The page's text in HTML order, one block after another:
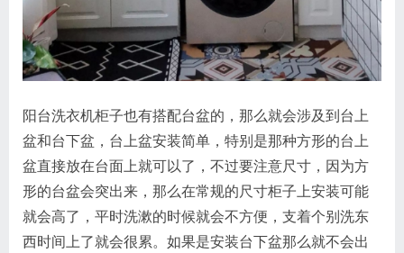
阳台洗衣机柜子也有搭配台盆的，那么就会涉及到台上
盆和台下盆，台上盆安装简单，特别是那种方形的台上
盆直接放在台面上就可以了，不过要注意尺寸，因为方
形的台盆会突出来，那么在常规的尺寸柜子上安装可能
就会高了，平时洗漱的时候就会不方便，支着个别洗东
西时间上了就会很累。如果是安装台下盆那么就不会出